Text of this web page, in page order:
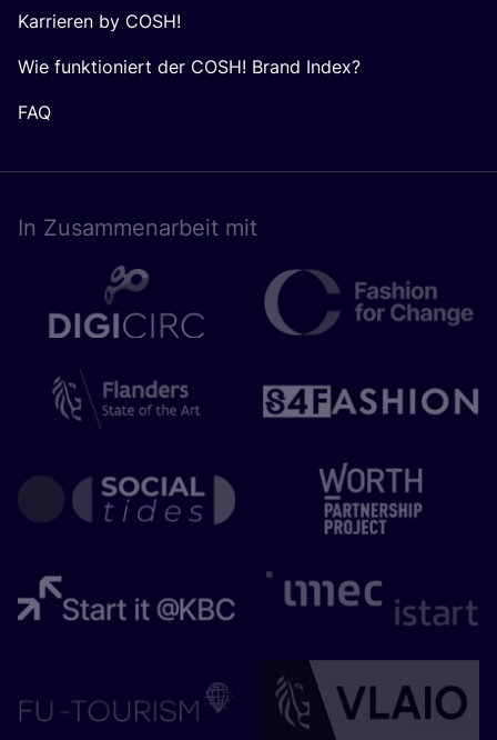
Karrieren by COSH!
Wie funktioniert der COSH! Brand Index?
FAQ
In Zusam­men­ar­beit mit